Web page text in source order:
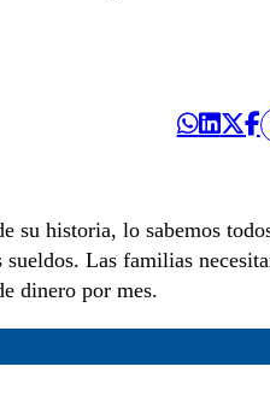
su historia, lo sabemos
Las familias
dinero por mes.